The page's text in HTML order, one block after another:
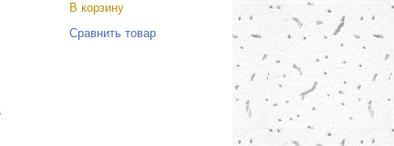
В корзину
Сравнить товар